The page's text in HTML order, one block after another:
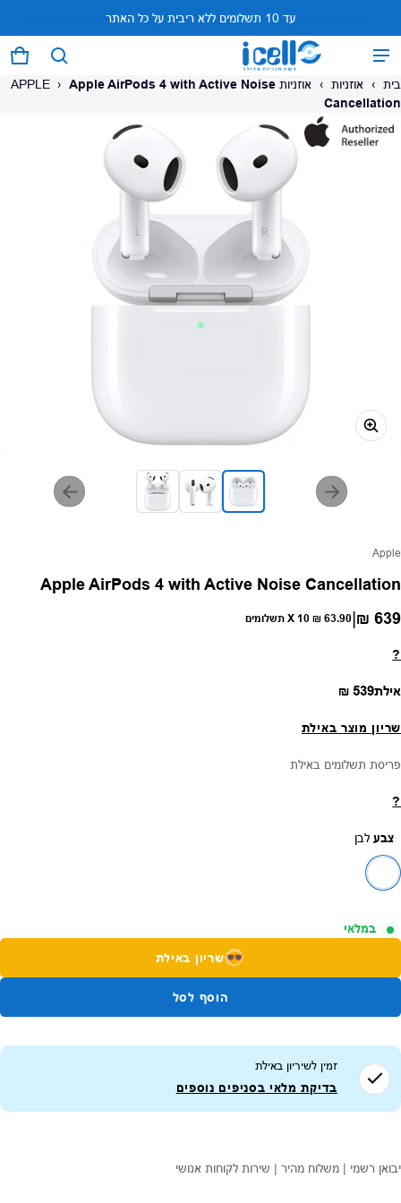
עד 10 תשלומים ללא ריבית על כל האתר
0 פריטים
המוצר נוסף לעגלה
לתשלום
בית › אוזניות › אוזניות APPLE › Apple AirPods 4 with Active Noise
Cancellation
ספק:
Apple
Apple AirPods 4 with Active Noise Cancellation
מחיר רגיל
639 ₪
|
63.90 ₪ X 10 תשלומים
?
אילתמחיר רגיל
539 ₪
שריון מוצר באילת
פריסת תשלומים באילת
?
צבע לבן
במלאי
שריון באילת
הוסף לסל
זמין לשיריון באילת
בדיקת מלאי בסניפים נוספים
יבואן רשמי | משלוח מהיר | שירות לקוחות אנושי
על המוצר